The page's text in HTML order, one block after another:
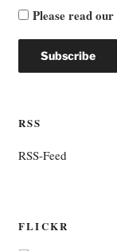
Please read our
RSS
RSS-Feed
FLICKR